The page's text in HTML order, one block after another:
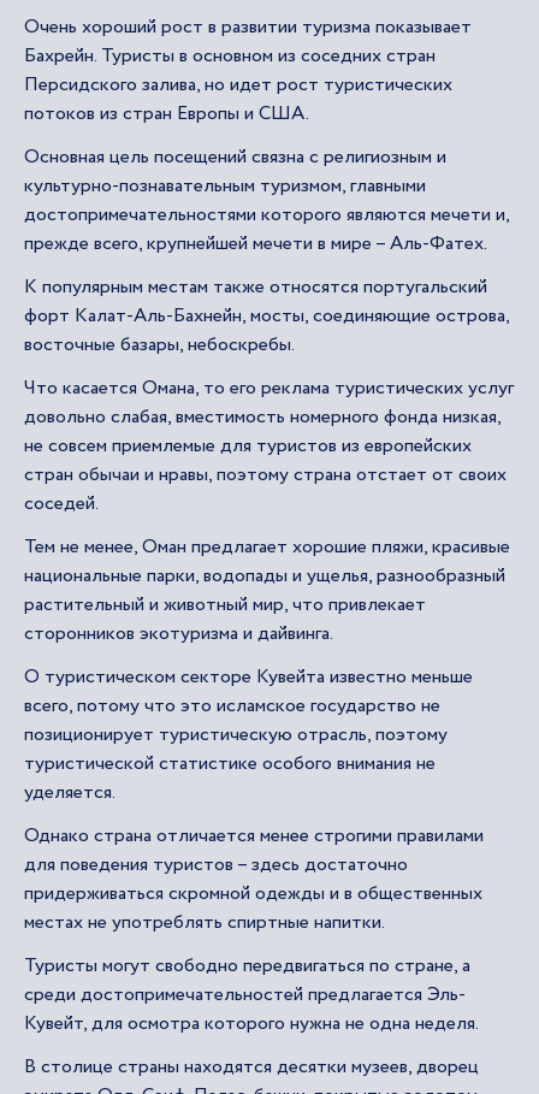
Очень хороший рост в развитии туризма показывает
Бахрейн. Туристы в основном из соседних стран
Персидского залива, но идет рост туристических
потоков из стран Европы и США.
Основная цель посещений связна с религиозным и
культурно-познавательным туризмом, главными
достопримечательностями которого являются мечети и,
прежде всего, крупнейшей мечети в мире – Аль-Фатех.
К популярным местам также относятся португальский
форт Калат-Аль-Бахнейн, мосты, соединяющие острова,
восточные базары, небоскребы.
Что касается Омана, то его реклама туристических услуг
довольно слабая, вместимость номерного фонда низкая,
не совсем приемлемые для туристов из европейских
стран обычаи и нравы, поэтому страна отстает от своих
соседей.
Тем не менее, Оман предлагает хорошие пляжи, красивые
национальные парки, водопады и ущелья, разнообразный
растительный и животный мир, что привлекает
сторонников экотуризма и дайвинга.
О туристическом секторе Кувейта известно меньше
всего, потому что это исламское государство не
позиционирует туристическую отрасль, поэтому
туристической статистике особого внимания не
уделяется.
Однако страна отличается менее строгими правилами
для поведения туристов – здесь достаточно
придерживаться скромной одежды и в общественных
местах не употреблять спиртные напитки.
Туристы могут свободно передвигаться по стране, а
среди достопримечательностей предлагается Эль-
Кувейт, для осмотра которого нужна не одна неделя.
В столице страны находятся десятки музеев, дворец